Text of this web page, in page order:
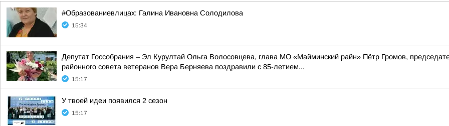
#Образованиевлицах: Галина Ивановна Солодилова
15:34
Депутат Госсобрания – Эл Курултай Ольга Волосовцева, глава МО «Майминский райн» Пётр Громов,
районного совета ветеранов Вера Берняева поздравили с 85-летием...
15:17
У твоей идеи появился 2 сезон
15:17